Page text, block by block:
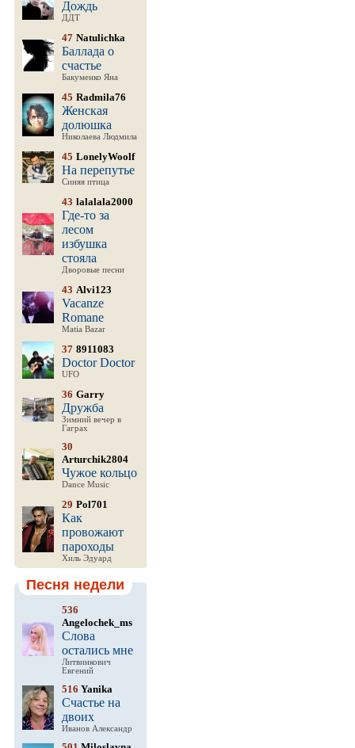
Дождь
ДДТ
47 Natulichka
Баллада о
счастье
Бакуменко Яна
45 Radmila76
Женская
долюшка
Николаева Людмила
45 LonelyWoolf
На перепутье
Синяя птица
43 lalalala2000
Где-то за
лесом
избушка
стояла
Дворовые песни
43 Alvi123
Vacanze
Romane
Matia Bazar
37 8911083
Doctor Doctor
UFO
36 Garry
Дружба
Зимний вечер в
Гаграх
30
Arturchik2804
Чужое кольцо
Dance Music
29 Pol701
Как
провожают
пароходы
Хиль Эдуард
Песня недели
536
Angelochek_ms
Слова
остались мне
Литвинкович
Евгений
516 Yanika
Счастье на
двоих
Иванов Александр